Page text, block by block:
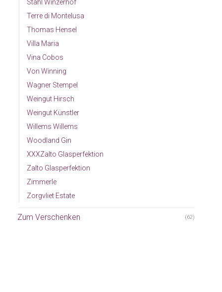
Stahl Winzerhof
Terre di Montelusa
Thomas Hensel
Villa Maria
Vina Cobos
Von Winning
Wagner Stempel
Weingut Hirsch
Weingut Künstler
Willems Willems
Woodland Gin
XXXZalto Glasperfektion
Zalto Glasperfektion
Zimmerle
Zorgvliet Estate
Zum Verschenken (62)